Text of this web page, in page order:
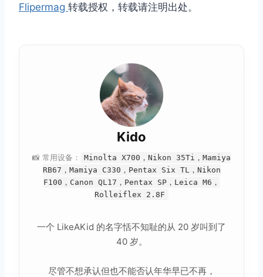
Flipermag 转载授权，转载请注明出处。
Kido
📸 常用设备：
Minolta X700，Nikon 35Ti，Mamiya
RB67，Mamiya C330，Pentax Six TL，Nikon
F100，Canon QL17，Pentax SP，Leica M6，
Rolleiflex 2.8F
一个 LikeAKid 的名字恬不知耻的从 20 岁叫到了
40 岁。
尽管不想承认但也不能否认年华早已不再，